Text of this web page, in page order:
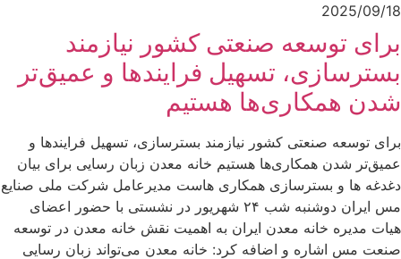
2025/09/18
برای توسعه صنعتی کشور نیازمند
بسترسازی، تسهیل فرایندها و عمیق‌تر
شدن همکاری‌ها هستیم
برای توسعه صنعتی کشور نیازمند بسترسازی، تسهیل فرایندها و
عمیق‌تر شدن همکاری‌ها هستیم خانه معدن زبان رسایی برای بیان
دغدغه ها و بسترسازی همکاری هاست مدیرعامل شرکت ملی صنایع
مس ایران دوشنبه شب ۲۴ شهریور در نشستی با حضور اعضای
هیات مدیره خانه معدن ایران به اهمیت نقش خانه معدن در توسعه
صنعت مس اشاره و اضافه کرد: خانه معدن می‌تواند زبان رسایی